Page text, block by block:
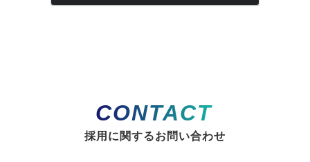
CONTACT
採用に関するお問い合わせ